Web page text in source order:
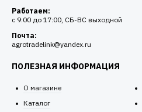
Работаем:
c 9:00 до 17:00, СБ-ВС выходной
Почта:
agrotradelink@yandex.ru
ПОЛЕЗНАЯ ИНФОРМАЦИЯ
О магазине
Каталог